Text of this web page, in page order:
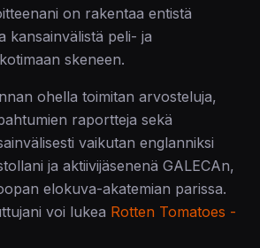
on rakentaa entistä
kansainvälistä peli- ja
skeneen.
ohella toimitan arvosteluja,
raportteja sekä
vaikutan englanniksi
ja aktiivijäsenenä GALECAn,
elokuva-akatemian parissa.
voi lukea Rotten Tomatoes -